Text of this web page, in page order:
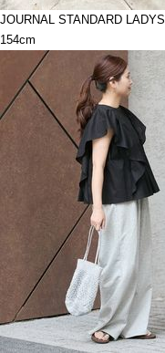
JOURNAL STANDARD LADYS
154cm